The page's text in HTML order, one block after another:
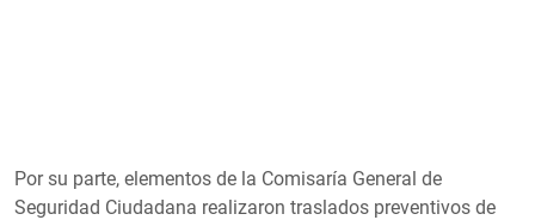
Por su parte, elementos de la Comisaría General de
Seguridad Ciudadana realizaron traslados preventivos de